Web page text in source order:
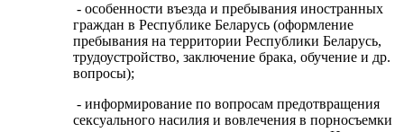
- особенности въезда и пребывания иностранных
граждан в Республике Беларусь (оформление
пребывания на территории Республики Беларусь,
трудоустройство, заключение брака, обучение и др.
вопросы);
- информирование по вопросам предотвращения
сексуального насилия и вовлечения в порносъемки